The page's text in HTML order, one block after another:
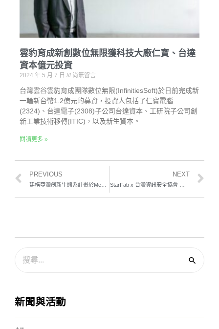
新聞與活動
雲豹育成新創數位無限獲科技大廠仁寶、台達
資本億元投資
2024 年 5 月 7 日 尚無留言
台灣雲谷雲豹育成團隊數位無限(InfinitiesSoft)於日前完成新
一輪新台幣1.2億元的募資，投資人包括了仁寶電腦
(2324)、台達電子(2308)子公司台達資本、工研院子公司創
新工業技術移轉(ITIC)，以及新生資本。
閱讀更多 »
PREVIOUS NEXT